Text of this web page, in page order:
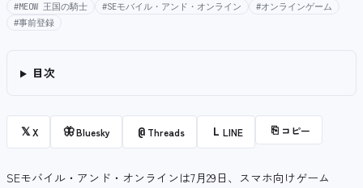
#MEOW 王国の騎士 #SEモバイル・アンド・オンライン
#オンラインゲーム
#事前登録
目次
𝕏X 🦋Bluesky @ Threads L LINE ⎘ コピー
SEモバイル・アンド・オンラインは7月29日、スマホ向けゲーム